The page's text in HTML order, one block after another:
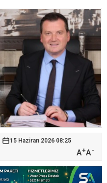
15 Haziran 2026 08:25
A+A-